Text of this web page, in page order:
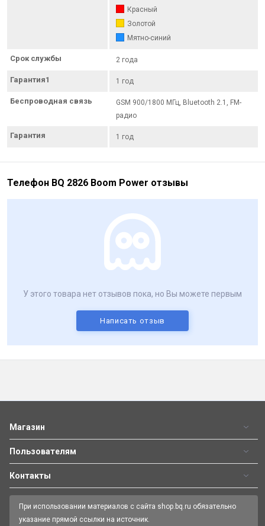
Красный
Золотой
Мятно-синий
Срок службы 2 года
Гарантия1 1 год
Беспроводная связь
GSM 900/1800 МГц, Bluetooth 2.1, FM-
радио
Гарантия 1 год
Телефон BQ 2826 Boom Power отзывы
У этого товара нет отзывов пока, но Вы можете первым
Написать отзыв
Магазин
Пользователям
Контакты
При использовании материалов с сайта shop.bq.ru обязательно
указание прямой ссылки на источник.